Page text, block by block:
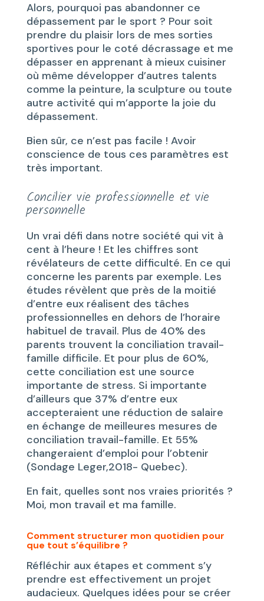
Alors, pourquoi pas abandonner ce
dépassement par le sport ? Pour soit
prendre du plaisir lors de mes sorties
sportives pour le coté décrassage et me
dépasser en apprenant à mieux cuisiner
où même développer d’autres talents
comme la peinture, la sculpture ou toute
autre activité qui m’apporte la joie du
dépassement.
Bien sûr, ce n’est pas facile ! Avoir
conscience de tous ces paramètres est
très important.
Concilier vie professionnelle et vie
personnelle
Un vrai défi dans notre société qui vit à
cent à l’heure ! Et les chiffres sont
révélateurs de cette difficulté. En ce qui
concerne les parents par exemple. Les
études révèlent que près de la moitié
d’entre eux réalisent des tâches
professionnelles en dehors de l’horaire
habituel de travail. Plus de 40% des
parents trouvent la conciliation travail-
famille difficile. Et pour plus de 60%,
cette conciliation est une source
importante de stress. Si importante
d’ailleurs que 37% d’entre eux
accepteraient une réduction de salaire
en échange de meilleures mesures de
conciliation travail-famille. Et 55%
changeraient d’emploi pour l’obtenir
(Sondage Leger,2018- Quebec).
En fait, quelles sont nos vraies priorités ?
Moi, mon travail et ma famille.
Comment structurer mon quotidien pour
que tout s’équilibre ?
Réfléchir aux étapes et comment s’y
prendre est effectivement un projet
audacieux. Quelques idées pour se créer